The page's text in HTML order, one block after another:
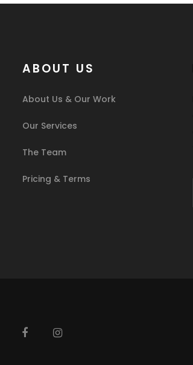
ABOUT US
About Us & Our Work
Our Services
The Team
Pricing & Terms